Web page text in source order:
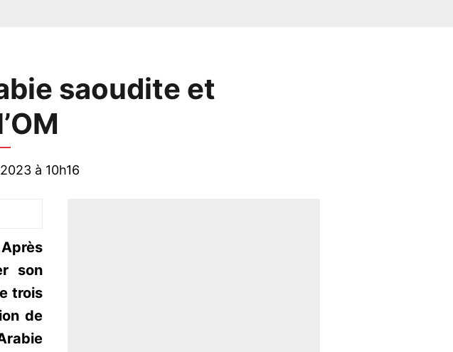
saoudite et
à 10h16
son
trois
de